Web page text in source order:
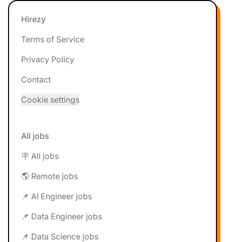
Footer
Hirezy
Terms of Service
Privacy Policy
Contact
Cookie settings
All jobs
🪧 All jobs
🌎 Remote jobs
📌 AI Engineer jobs
📌 Data Engineer jobs
📌 Data Science jobs